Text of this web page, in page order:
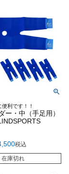
利です！！
ー・中（手足用）
税込
在庫切れ